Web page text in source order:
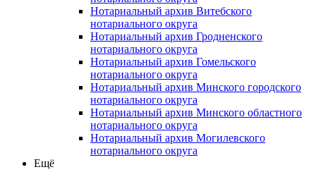
Нотариальный архив Витебского
нотариального округа
Нотариальный архив Гродненского
нотариального округа
Нотариальный архив Гомельского
нотариального округа
Нотариальный архив Минского городского
нотариального округа
Нотариальный архив Минского областного
нотариального округа
Нотариальный архив Могилевского
нотариального округа
Ещё